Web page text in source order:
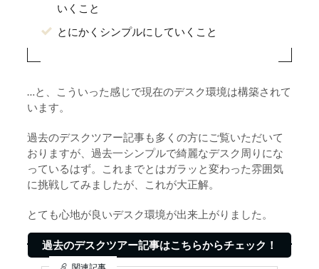
いくこと
とにかくシンプルにしていくこと
…と、こういった感じで現在のデスク環境は構築されて
います。
過去のデスクツアー記事も多くの方にご覧いただいて
おりますが、過去一シンプルで綺麗なデスク周りにな
っているはず。これまでとはガラッと変わった雰囲気
に挑戦してみましたが、これが大正解。
とても心地が良いデスク環境が出来上がりました。
過去のデスクツアー記事はこちらからチェック！